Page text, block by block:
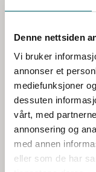
Denne nettsiden
Vi bruker
annonser et
mediefunksjoner
dessuten
vårt, med
annonsering og
med annen
eller som de har
y
Vil du
Ønsker du å ta en
etablere et
digitalisering?
Ta gjerne kontakt